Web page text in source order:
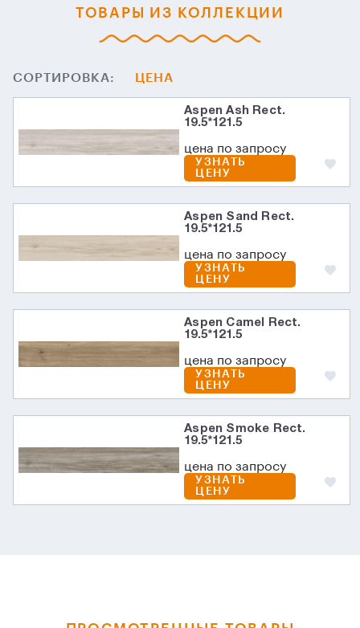
ТОВАРЫ ИЗ КОЛЛЕКЦИИ
СОРТИРОВКА: ЦЕНА
Aspen Ash Rect.
19.5*121.5
цена по запросу
УЗНАТЬ
ЦЕНУ
Aspen Sand Rect.
19.5*121.5
цена по запросу
УЗНАТЬ
ЦЕНУ
Aspen Camel Rect.
19.5*121.5
цена по запросу
УЗНАТЬ
ЦЕНУ
Aspen Smoke Rect.
19.5*121.5
цена по запросу
УЗНАТЬ
ЦЕНУ